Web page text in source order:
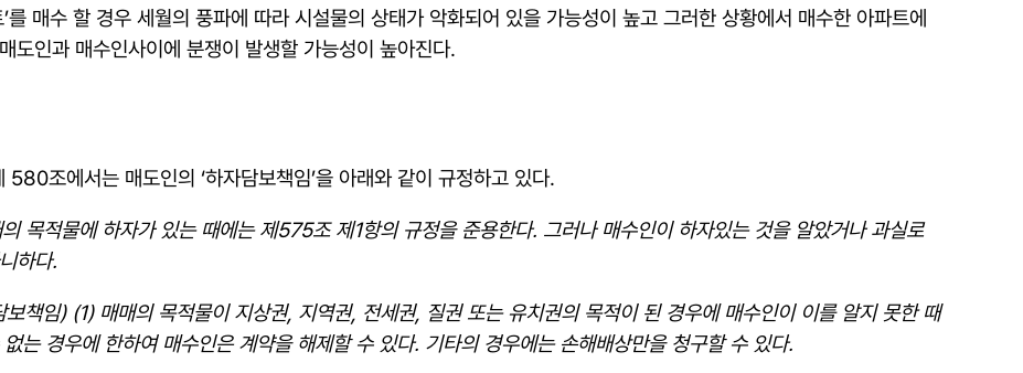
매수 할 경우 세월의 풍파에 따라 시설물의 상태가 악화되어 있을 가능성이 높고 그러한 상황에서 매수한 아파트에
도인과 매수인사이에 분쟁이 발생할 가능성이 높아진다.
조에서는 매도인의 ‘하자담보책임’을 아래와 같이 규정하고 있다.
목적물에 하자가 있는 때에는 제575조 제1항의 규정을 준용한다. 그러나 매수인이 하자있는 것을 알았거나 과실로
하다.
책임) (1) 매매의 목적물이 지상권, 지역권, 전세권, 질권 또는 유치권의 목적이 된 경우에 매수인이 이를 알지 못한 때
는 경우에 한하여 매수인은 계약을 해제할 수 있다. 기타의 경우에는 손해배상만을 청구할 수 있다.